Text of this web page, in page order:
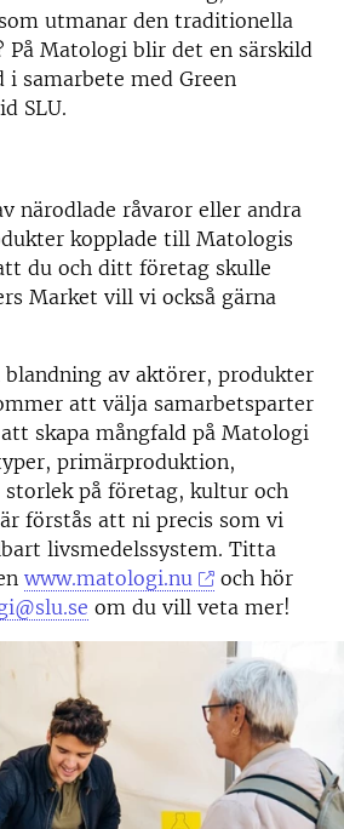
utmanar den traditionella
På Matologi blir det en särskild
i samarbete med Green
SLU.
närodlade råvaror eller andra
kopplade till Matologis
du och ditt företag skulle
Market vill vi också gärna
blandning av aktörer, produkter
att välja samarbetsparter
skapa mångfald på Matologi
primärproduktion,
storlek på företag, kultur och
förstås att ni precis som vi
livsmedelssystem. Titta
www.matologi.nu
och hör
om du vill veta mer!